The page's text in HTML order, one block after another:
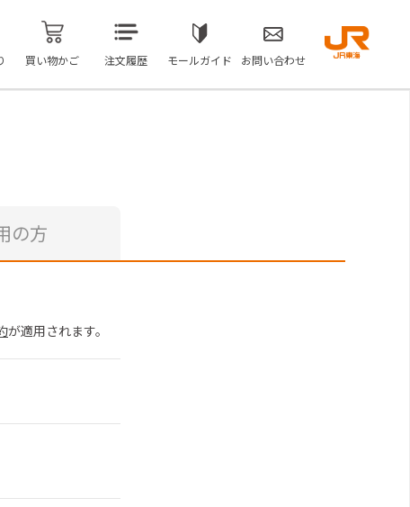
買い物かご 注文履歴 モールガイド お問い合わせ
の方
が適用されます。